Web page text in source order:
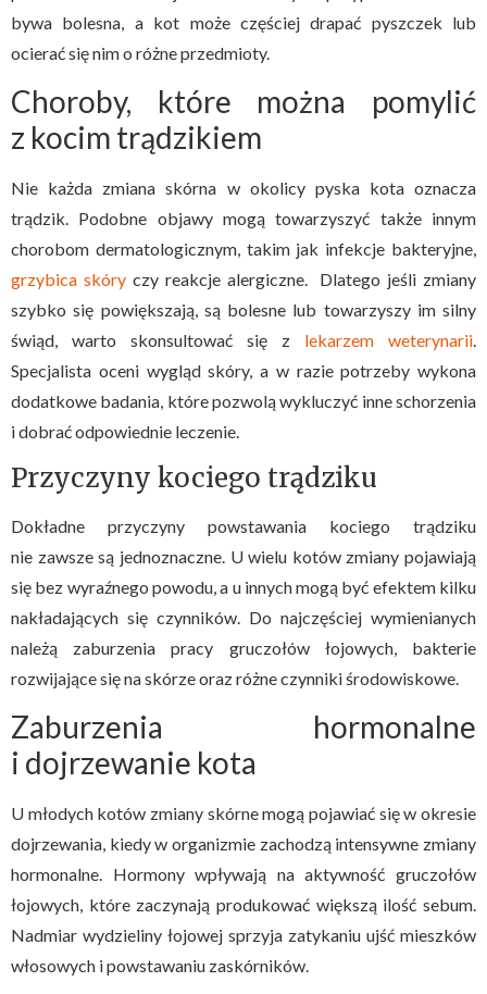
bywa bolesna, a kot może częściej drapać pyszczek lub
ocierać się nim o różne przedmioty.
Choroby, które można pomylić
z kocim trądzikiem
Nie każda zmiana skórna w okolicy pyska kota oznacza
trądzik. Podobne objawy mogą towarzyszyć także innym
chorobom dermatologicznym, takim jak infekcje bakteryjne,
grzybica skóryczy reakcje alergiczne. Dlatego jeśli zmiany
szybko się powiększają, są bolesne lub towarzyszy im silny
świąd, warto skonsultować się z lekarzem weterynarii.
Specjalista oceni wygląd skóry, a w razie potrzeby wykona
dodatkowe badania, które pozwolą wykluczyć inne schorzenia
i dobrać odpowiednie leczenie.
Przyczyny kociego trądziku
Dokładne przyczyny powstawania kociego trądziku
nie zawsze są jednoznaczne. U wielu kotów zmiany pojawiają
się bez wyraźnego powodu, a u innych mogą być efektem kilku
nakładających się czynników. Do najczęściej wymienianych
należą zaburzenia pracy gruczołów łojowych, bakterie
rozwijające się na skórze oraz różne czynniki środowiskowe.
Zaburzenia hormonalne
i dojrzewanie kota
U młodych kotów zmiany skórne mogą pojawiać się w okresie
dojrzewania, kiedy w organizmie zachodzą intensywne zmiany
hormonalne. Hormony wpływają na aktywność gruczołów
łojowych, które zaczynają produkować większą ilość sebum.
Nadmiar wydzieliny łojowej sprzyja zatykaniu ujść mieszków
włosowych i powstawaniu zaskórników.